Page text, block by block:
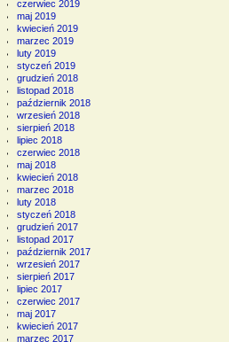
czerwiec 2019
maj 2019
kwiecień 2019
marzec 2019
luty 2019
styczeń 2019
grudzień 2018
listopad 2018
październik 2018
wrzesień 2018
sierpień 2018
lipiec 2018
czerwiec 2018
maj 2018
kwiecień 2018
marzec 2018
luty 2018
styczeń 2018
grudzień 2017
listopad 2017
październik 2017
wrzesień 2017
sierpień 2017
lipiec 2017
czerwiec 2017
maj 2017
kwiecień 2017
marzec 2017